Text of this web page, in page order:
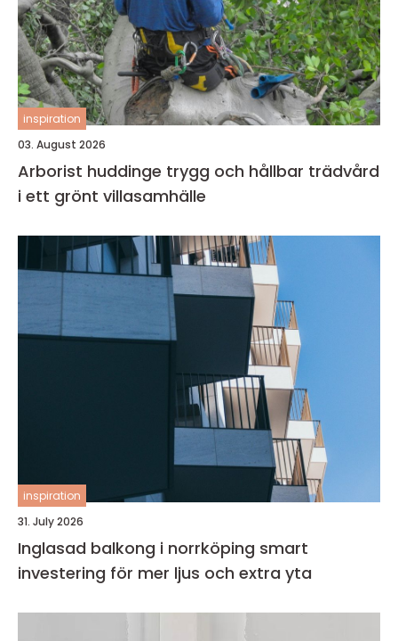
inspiration
03. August 2026
Arborist huddinge trygg och hållbar trädvård
i ett grönt villasamhälle
inspiration
31. July 2026
Inglasad balkong i norrköping smart
investering för mer ljus och extra yta